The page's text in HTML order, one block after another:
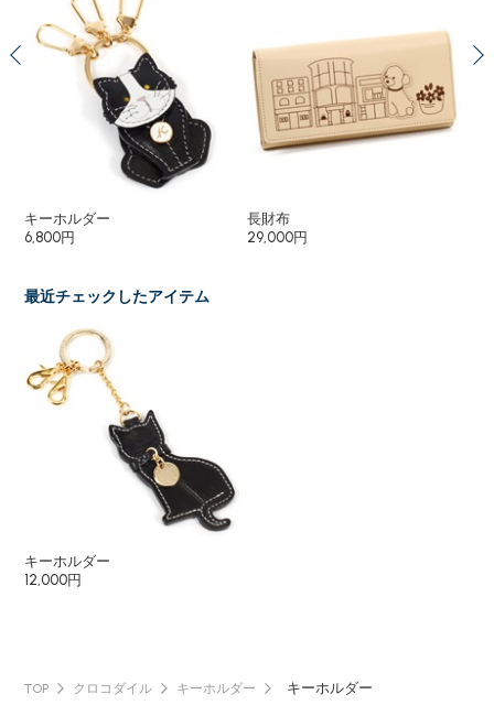
キーホルダー
6,800円
長財布
29,000円
最近チェックしたアイテム
キーホルダー
12,000円
TOP クロコダイル キーホルダー キーホルダー